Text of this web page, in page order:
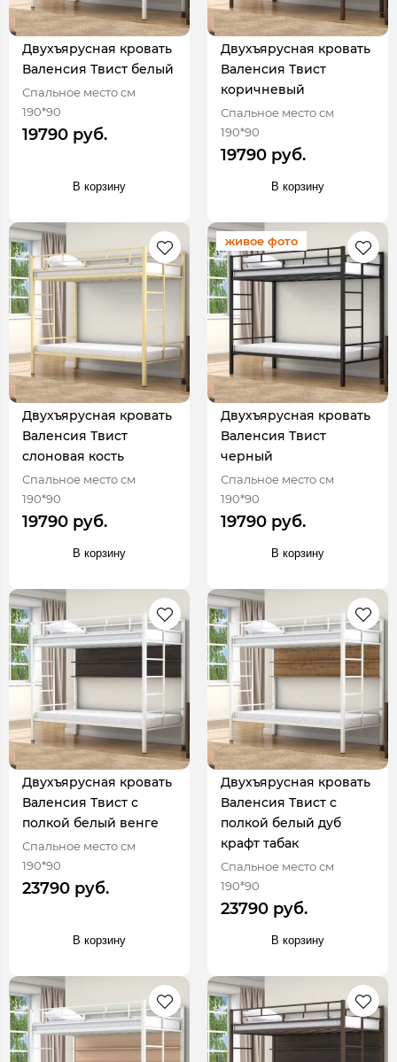
Двухъярусная кровать
Валенсия Твист белый
Спальное место см
190*90
19790 руб.
В корзину
Двухъярусная кровать
Валенсия Твист
коричневый
Спальное место см
190*90
19790 руб.
В корзину
Двухъярусная кровать
Валенсия Твист
слоновая кость
Спальное место см
190*90
19790 руб.
В корзину
живое фото
Двухъярусная кровать
Валенсия Твист
черный
Спальное место см
190*90
19790 руб.
В корзину
Двухъярусная кровать
Валенсия Твист с
полкой белый венге
Спальное место см
190*90
23790 руб.
В корзину
Двухъярусная кровать
Валенсия Твист с
полкой белый дуб
крафт табак
Спальное место см
190*90
23790 руб.
В корзину